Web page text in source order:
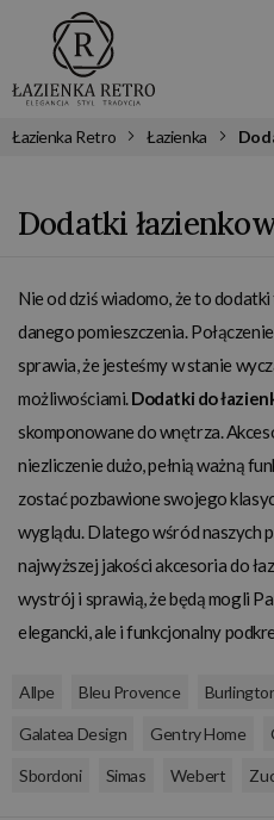
Łazienka Retro Łazienka
Dodatki
Nie od dziś wiadomo, że to
danego pomieszczenia.
sprawia, że jesteśmy w stanie
możliwościami.Dodatki do
skomponowane do wnętrza.
niezliczenie dużo, pełnią ważną
zostać pozbawione swojego
wyglądu. Dlatego wśród naszych
najwyższej jakości akcesoria do
wystrój i sprawią, że będą mogli
elegancki, ale i funkcjonalny
Allpe Bleu Provence
Galatea Design Gentry Home
Sbordoni Simas Webert